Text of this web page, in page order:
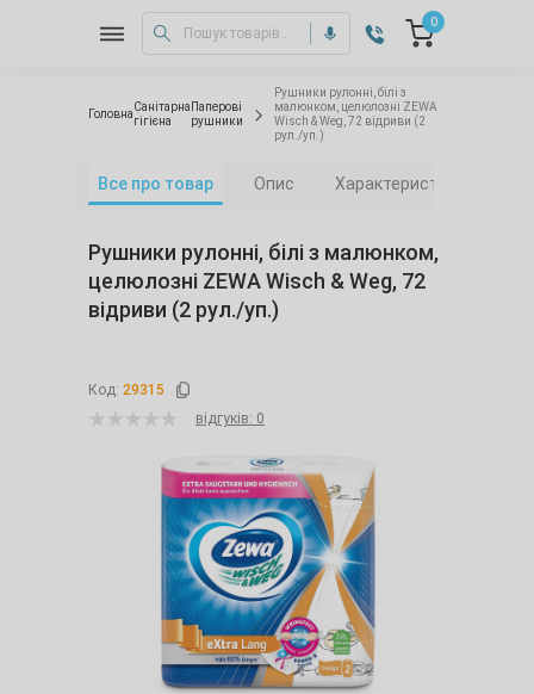
0
Головна
Санітарна
гігієна
Паперові
рушники
Рушники рулонні, білі з
малюнком, целюлозні ZEWA
Wisch & Weg, 72 відриви (2
рул./уп.)
Все про товар Опис Характеристики
Рушники рулонні, білі з малюнком,
целюлозні ZEWA Wisch & Weg, 72
відриви (2 рул./уп.)
Код: 29315
відгуків: 0